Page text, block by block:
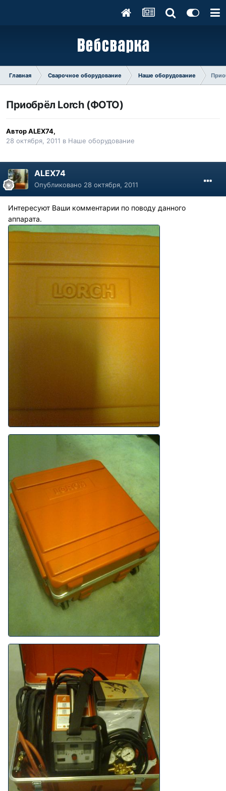
Главная Сварочное оборудование Наше оборудование
Приобрёл Lorch (ФОТО)
АвторALEX74,
28 октября, 2011 в Наше оборудование
ALEX74
Опубликовано 28 октября, 2011
Интересуют Ваши комментарии по поводу данного
аппарата.